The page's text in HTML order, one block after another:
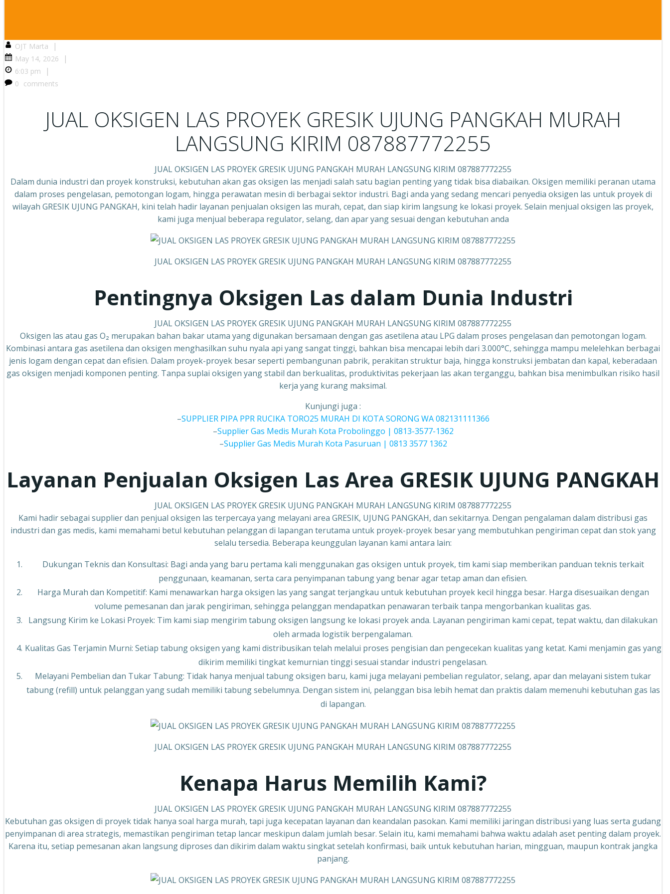
OJT Marta |
May 14, 2026 |
6:03 pm |
0 comments
JUAL OKSIGEN LAS PROYEK GRESIK UJUNG PANGKAH MURAH
LANGSUNG KIRIM 087887772255
JUAL OKSIGEN LAS PROYEK GRESIK UJUNG PANGKAH MURAH LANGSUNG KIRIM 087887772255
Dalam dunia industri dan proyek konstruksi, kebutuhan akan gas oksigen las menjadi salah satu bagian penting yang tidak bisa diabaikan. Oksigen memiliki peranan utama
dalam proses pengelasan, pemotongan logam, hingga perawatan mesin di berbagai sektor industri. Bagi anda yang sedang mencari penyedia oksigen las untuk proyek di
wilayah GRESIK UJUNG PANGKAH, kini telah hadir layanan penjualan oksigen las murah, cepat, dan siap kirim langsung ke lokasi proyek. Selain menjual oksigen las proyek,
kami juga menjual beberapa regulator, selang, dan apar yang sesuai dengan kebutuhan anda
JUAL OKSIGEN LAS PROYEK GRESIK UJUNG PANGKAH MURAH LANGSUNG KIRIM 087887772255
Pentingnya Oksigen Las dalam Dunia Industri
JUAL OKSIGEN LAS PROYEK GRESIK UJUNG PANGKAH MURAH LANGSUNG KIRIM 087887772255
Oksigen las atau gas O₂ merupakan bahan bakar utama yang digunakan bersamaan dengan gas asetilena atau LPG dalam proses pengelasan dan pemotongan logam.
Kombinasi antara gas asetilena dan oksigen menghasilkan suhu nyala api yang sangat tinggi, bahkan bisa mencapai lebih dari 3.000°C, sehingga mampu melelehkan berbagai
jenis logam dengan cepat dan efisien. Dalam proyek-proyek besar seperti pembangunan pabrik, perakitan struktur baja, hingga konstruksi jembatan dan kapal, keberadaan
gas oksigen menjadi komponen penting. Tanpa suplai oksigen yang stabil dan berkualitas, produktivitas pekerjaan las akan terganggu, bahkan bisa menimbulkan risiko hasil
kerja yang kurang maksimal.
Kunjungi juga :
–SUPPLIER PIPA PPR RUCIKA TORO25 MURAH DI KOTA SORONG WA 082131111366
–Supplier Gas Medis Murah Kota Probolinggo | 0813-3577-1362
–Supplier Gas Medis Murah Kota Pasuruan | 0813 3577 1362
Layanan Penjualan Oksigen Las Area GRESIK UJUNG PANGKAH
JUAL OKSIGEN LAS PROYEK GRESIK UJUNG PANGKAH MURAH LANGSUNG KIRIM 087887772255
Kami hadir sebagai supplier dan penjual oksigen las terpercaya yang melayani area GRESIK, UJUNG PANGKAH, dan sekitarnya. Dengan pengalaman dalam distribusi gas
industri dan gas medis, kami memahami betul kebutuhan pelanggan di lapangan terutama untuk proyek-proyek besar yang membutuhkan pengiriman cepat dan stok yang
selalu tersedia. Beberapa keunggulan layanan kami antara lain:
Dukungan Teknis dan Konsultasi: Bagi anda yang baru pertama kali menggunakan gas oksigen untuk proyek, tim kami siap memberikan panduan teknis terkait
penggunaan, keamanan, serta cara penyimpanan tabung yang benar agar tetap aman dan efisien.
Harga Murah dan Kompetitif: Kami menawarkan harga oksigen las yang sangat terjangkau untuk kebutuhan proyek kecil hingga besar. Harga disesuaikan dengan
volume pemesanan dan jarak pengiriman, sehingga pelanggan mendapatkan penawaran terbaik tanpa mengorbankan kualitas gas.
Langsung Kirim ke Lokasi Proyek: Tim kami siap mengirim tabung oksigen langsung ke lokasi proyek anda. Layanan pengiriman kami cepat, tepat waktu, dan dilakukan
oleh armada logistik berpengalaman.
Kualitas Gas Terjamin Murni: Setiap tabung oksigen yang kami distribusikan telah melalui proses pengisian dan pengecekan kualitas yang ketat. Kami menjamin gas yang
dikirim memiliki tingkat kemurnian tinggi sesuai standar industri pengelasan.
Melayani Pembelian dan Tukar Tabung: Tidak hanya menjual tabung oksigen baru, kami juga melayani pembelian regulator, selang, apar dan melayani sistem tukar
tabung (refill) untuk pelanggan yang sudah memiliki tabung sebelumnya. Dengan sistem ini, pelanggan bisa lebih hemat dan praktis dalam memenuhi kebutuhan gas las
di lapangan.
JUAL OKSIGEN LAS PROYEK GRESIK UJUNG PANGKAH MURAH LANGSUNG KIRIM 087887772255
Kenapa Harus Memilih Kami?
JUAL OKSIGEN LAS PROYEK GRESIK UJUNG PANGKAH MURAH LANGSUNG KIRIM 087887772255
Kebutuhan gas oksigen di proyek tidak hanya soal harga murah, tapi juga kecepatan layanan dan keandalan pasokan. Kami memiliki jaringan distribusi yang luas serta gudang
penyimpanan di area strategis, memastikan pengiriman tetap lancar meskipun dalam jumlah besar. Selain itu, kami memahami bahwa waktu adalah aset penting dalam proyek.
Karena itu, setiap pemesanan akan langsung diproses dan dikirim dalam waktu singkat setelah konfirmasi, baik untuk kebutuhan harian, mingguan, maupun kontrak jangka
panjang.